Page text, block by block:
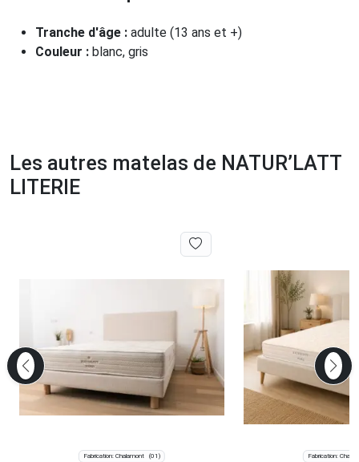
Tranche d'âge : adulte (13 ans et +)
Couleur : blanc, gris
Les autres matelas de NATUR’LATT
LITERIE
Fabrication: Chalamont (01) Fabrication: